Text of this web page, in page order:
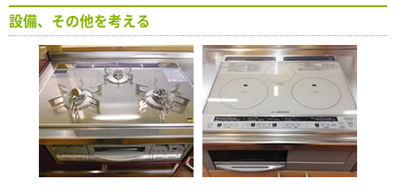
設備、その他を考える